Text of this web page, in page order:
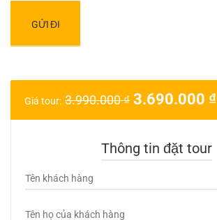
Giá tour: 3.990.000₫ 3.690.000 ₫
Thông tin đặt tour